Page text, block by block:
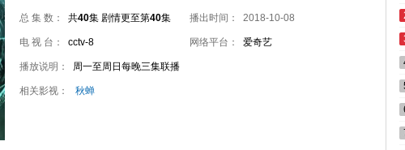
总 集 数： 共40集 剧情更至第40集 播出时间： 2018-10-08
电 视 台： cctv-8 网络平台： 爱奇艺
播放说明： 周一至周日每晚三集联播
相关影视： 秋蝉